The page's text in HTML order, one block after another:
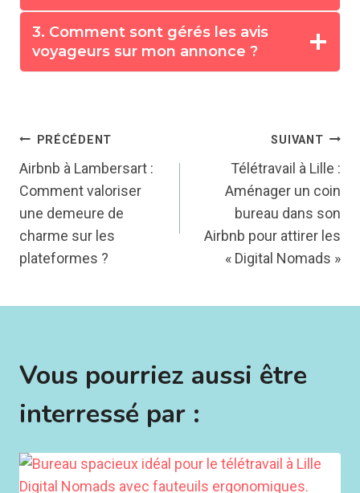
3. Comment sont gérés les avis
voyageurs sur mon annonce ?
Navigation
de
l’article
PRÉCÉDENT
Airbnb à Lambersart :
Comment valoriser
une demeure de
charme sur les
plateformes ?
SUIVANT
Télétravail à Lille :
Aménager un coin
bureau dans son
Airbnb pour attirer les
« Digital Nomads »
Vous pourriez aussi être
interressé par :